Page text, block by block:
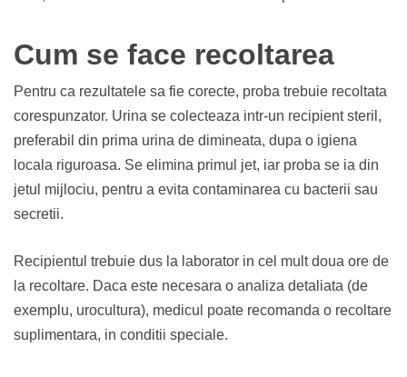
Cum se face recoltarea
Pentru ca rezultatele sa fie corecte, proba trebuie recoltata
corespunzator. Urina se colecteaza intr-un recipient steril,
preferabil din prima urina de dimineata, dupa o igiena
locala riguroasa. Se elimina primul jet, iar proba se ia din
jetul mijlociu, pentru a evita contaminarea cu bacterii sau
secretii.
Recipientul trebuie dus la laborator in cel mult doua ore de
la recoltare. Daca este necesara o analiza detaliata (de
exemplu, urocultura), medicul poate recomanda o recoltare
suplimentara, in conditii speciale.